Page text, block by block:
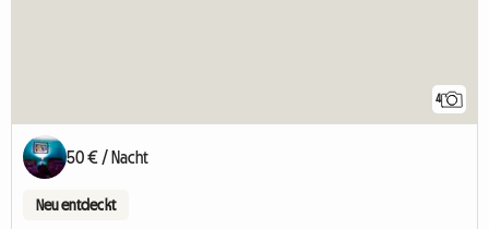
4
50 € / Nacht
Neu entdeckt